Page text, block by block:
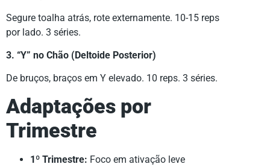
Segure toalha atrás, rote externamente. 10-15 reps
por lado. 3 séries.
3. “Y” no Chão (Deltoide Posterior)
De bruços, braços em Y elevado. 10 reps. 3 séries.
Adaptações por
Trimestre
1º Trimestre: Foco em ativação leve